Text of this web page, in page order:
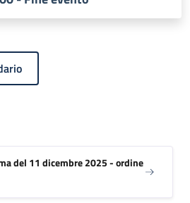
del 11 dicembre 2025 - ordine